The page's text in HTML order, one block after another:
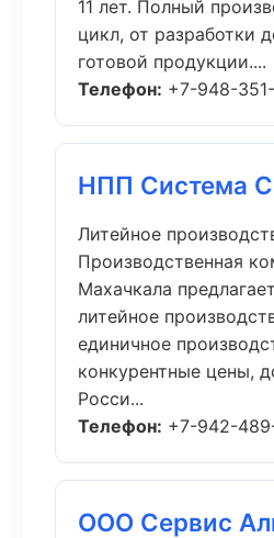
11 лет. Полный
цикл, от разработки
готовой продукции....
Телефон: +7-948-
НПП Система
Литейное
Производственная
Махачкала
литейное
единичное
конкурентные цены,
Росси...
Телефон: +7-942-
ООО Сервис